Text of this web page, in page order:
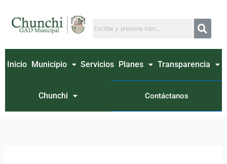
contenido
Inicio Municipio Servicios Planes Transparencia
Chunchi Contáctanos
por: